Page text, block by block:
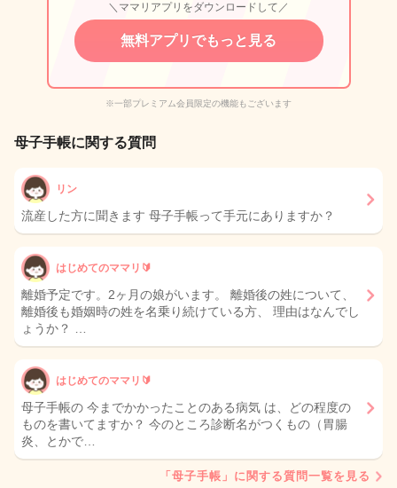
＼ママリアプリをダウンロードして／
無料アプリでもっと見る
※一部プレミアム会員限定の機能もございます
母子手帳に関する質問
リン
流産した方に聞きます 母子手帳って手元にありますか？
はじめてのママリ🔰
離婚予定です。2ヶ月の娘がいます。 離婚後の姓について、
離婚後も婚姻時の姓を名乗り続けている方、 理由はなんでし
ょうか？ …
はじめてのママリ🔰
母子手帳の 今までかかったことのある病気 は、どの程度の
ものを書いてますか？ 今のところ診断名がつくもの（胃腸
炎、とかで…
「母子手帳」に関する質問一覧を見る